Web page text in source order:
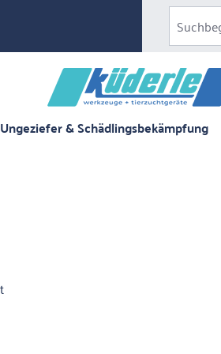
Ungeziefer & Schädlingsbekämpfung